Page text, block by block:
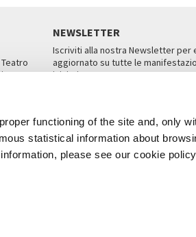
functioning of the site and, only
statistical information about
please see our cookie
NEWSLETTER
Iscriviti alla nostra Newsletter per
aggiornato su tutte le
iniziative.